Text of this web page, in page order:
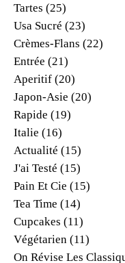
Tartes (25)
Usa Sucré (23)
Crèmes-Flans (22)
Entrée (21)
Aperitif (20)
Japon-Asie (20)
Rapide (19)
Italie (16)
Actualité (15)
J'ai Testé (15)
Pain Et Cie (15)
Tea Time (14)
Cupcakes (11)
Végétarien (11)
On Révise Les